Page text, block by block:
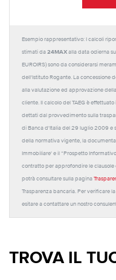
Esempio rappresentativo: I calcoli
stimati da 24MAX alla data odierna
EUROIRS) sono da considerarsi
dell'Istituto Rogante. La concessione
alla valutazione ed approvazione
cliente. Il calcolo del TAEG è
dettati dal provvedimento sulla
di Banca d'Italia del 29 luglio 2009 e
della normativa vigente, la
Immobiliare' e il “Prospetto
contratto per approfondire le
potrà consultare sulla pagina
Trasparenza bancaria. Per verificare
esitare a contattare un nostro
TROVA IL